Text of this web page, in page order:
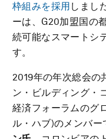
枠組みを採用 しまし
ーは、G20加盟国の
続可能なスマートシ
す。
2019年の年次総会の
ン・ビルディング・
経済フォーラムのグ
ル・ハブ)のメンバー